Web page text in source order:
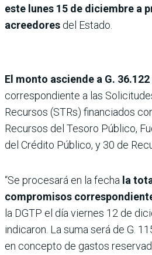
este lunes 15 de diciembre a
acreedores del Estado.
El monto asciende a G.
correspondiente a las
Recursos (STRs) financiados
Recursos del Tesoro Público,
del Crédito Público, y 30 de
“Se procesará en la fecha la
compromisos
la DGTP el día viernes 12 de
indicaron. La suma será de G.
en concepto de gastos